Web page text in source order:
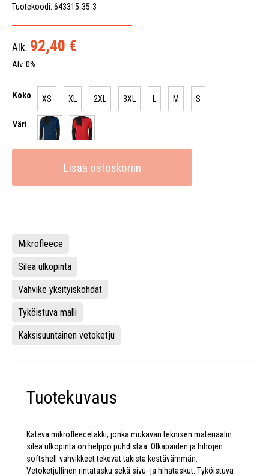
Tuotekoodi: 643315-35-3
Alk. 92,40 €
Alv. 0%
Koko XS XL 2XL 3XL L M S
Väri
Lisää ostoskoriin
Mikrofleece
Sileä ulkopinta
Vahvike yksityiskohdat
Tyköistuva malli
Kaksisuuntainen vetoketju
Tuotekuvaus
Kätevä mikrofleecetakki, jonka mukavan teknisen materiaalin
sileä ulkopinta on helppo puhdistaa. Olkapäiden ja hihojen
softshell-vahvikkeet tekevät takista kestävämmän.
Vetoketjullinen rintatasku sekä sivu- ja hihataskut. Tyköistuva